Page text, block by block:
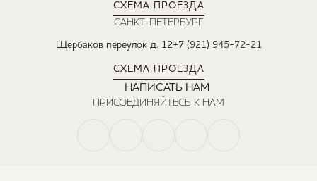
СХЕМА ПРОЕЗДА
САНКТ-ПЕТЕРБУРГ
Щербаков переулок д. 12+7 (921) 945-72-21
СХЕМА ПРОЕЗДА
НАПИСАТЬ НАМ
ПРИСОЕДИНЯЙТЕСЬ К НАМ